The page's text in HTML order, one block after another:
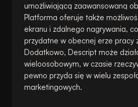
umożliwiającą zaawansowaną
Platforma oferuje także
ekranu i zdalnego nagrywania,
przydatne w obecnej erze pracy
Dodatkowo, Descript może
wieloosobowym, w czasie
pewno przyda się w wielu
marketingowych.